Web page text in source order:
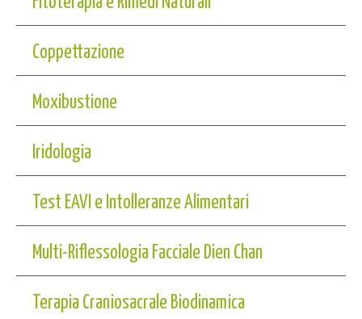
Coppettazione
Moxibustione
Iridologia
Test EAVI e Intolleranze Alimentari
Multi-Riflessologia Facciale Dien Chan
Terapia Craniosacrale Biodinamica